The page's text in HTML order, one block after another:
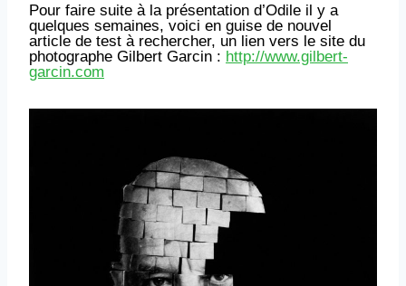
Pour faire suite à la présentation d’Odile il y a
quelques semaines, voici en guise de nouvel
article de test à rechercher, un lien vers le site du
photographe Gilbert Garcin : http://www.gilbert-
garcin.com